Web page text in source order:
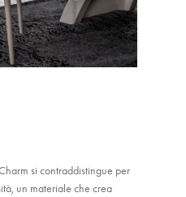
si contraddistingue per
un materiale che crea